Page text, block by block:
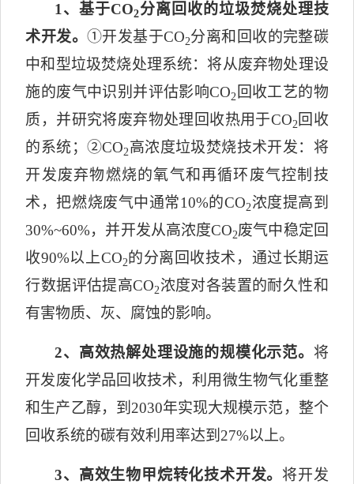
1 、基于CO2分离回收的垃圾焚烧处理技
术开发。 ①开发基于CO2分离和回收的完整碳
中和型垃圾焚烧处理系统：将从废弃物处理设
施的废气中识别并评估影响CO2 回收工艺的物
质，并研究将废弃物处理回收热用于CO2 回收
的系统； ②CO2高浓度垃圾焚烧技术开发：将
开发废弃物燃烧的氧气和再循环废气控制技
术，把燃烧废气中通常10%的CO2浓度提高到
30%~60%，并开发从高浓度CO2废气中稳定回
收90%以上CO2的分离回收技术，通过长期运
行数据评估提高CO2浓度对各装置的耐久性和
有害物质、灰、腐蚀的影响。
2、高效热解处理设施的规模化示范。 将
开发废化学品回收技术，利用微生物气化重整
和生产乙醇，到 2030年实现大规模示范，整个
回收系统的碳有效利用率达到 27%以上。
3、高效生物甲烷转化技术开发。 将开发